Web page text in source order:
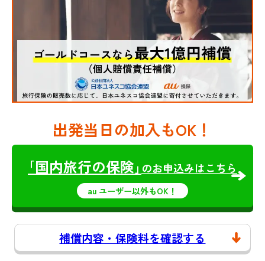
出発当日の加入もOK！
｢国内旅行の保険｣ のお申込みはこちら
au ユーザー以外もOK！
補償内容・保険料を確認する